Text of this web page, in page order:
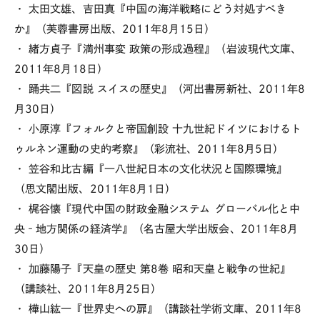
・ 太田文雄、吉田真『中国の海洋戦略にどう対処すべき
か』（芙蓉書房出版、2011年8月15日）
・ 緒方貞子『満州事変 政策の形成過程』（岩波現代文庫、
2011年8月18日）
・ 踊共二『図説 スイスの歴史』（河出書房新社、2011年8
月30日）
・ 小原淳『フォルクと帝国創設 十九世紀ドイツにおけるト
ゥルネン運動の史的考察』（彩流社、2011年8月5日）
・ 笠谷和比古編『一八世紀日本の文化状況と国際環境』
（思文閣出版、2011年8月1日）
・ 梶谷懐『現代中国の財政金融システム グローバル化と中
央‐地方関係の経済学』（名古屋大学出版会、2011年8月
30日）
・ 加藤陽子『天皇の歴史 第8巻 昭和天皇と戦争の世紀』
（講談社、2011年8月25日）
・ 樺山紘一『世界史への扉』（講談社学術文庫、2011年8